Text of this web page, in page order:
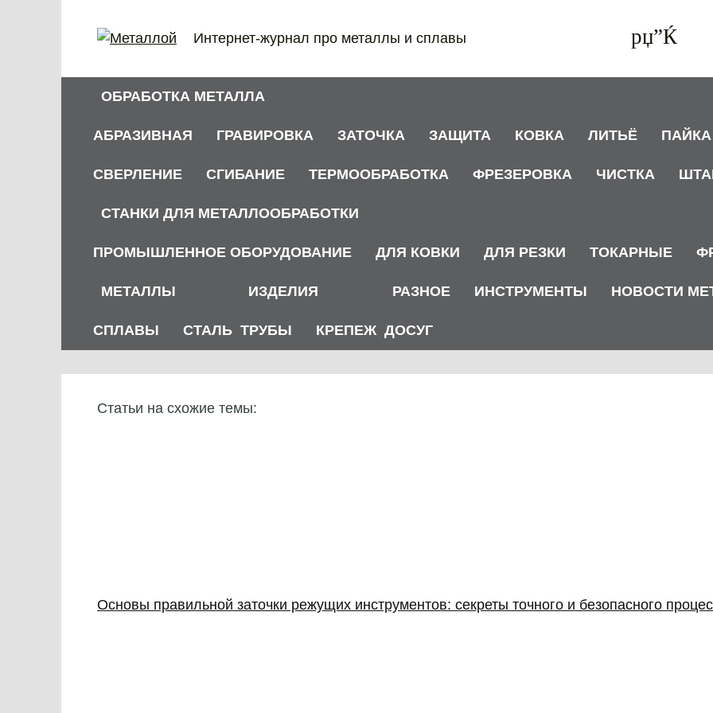
Интернет-журнал про металлы и сплавы
ОБРАБОТКА МЕТАЛЛА
АБРАЗИВНАЯ ГРАВИРОВКА ЗАТОЧКА ЗАЩИТА КОВКА ЛИТЬЁ ПАЙКА
СВЕРЛЕНИЕ СГИБАНИЕ ТЕРМООБРАБОТКА ФРЕЗЕРОВКА ЧИСТКА
СТАНКИ ДЛЯ МЕТАЛЛООБРАБОТКИ
ПРОМЫШЛЕННОЕ ОБОРУДОВАНИЕ ДЛЯ КОВКИ ДЛЯ РЕЗКИ ТОКАРНЫЕ
МЕТАЛЛЫ
СПЛАВЫ СТАЛЬ
ИЗДЕЛИЯ
ТРУБЫ КРЕПЕЖ
РАЗНОЕ
ДОСУГ
ИНСТРУМЕНТЫ НОВОСТИ
Статьи на схожие темы:
Основы правильной заточки режущих инструментов: секреты точного и безопасного